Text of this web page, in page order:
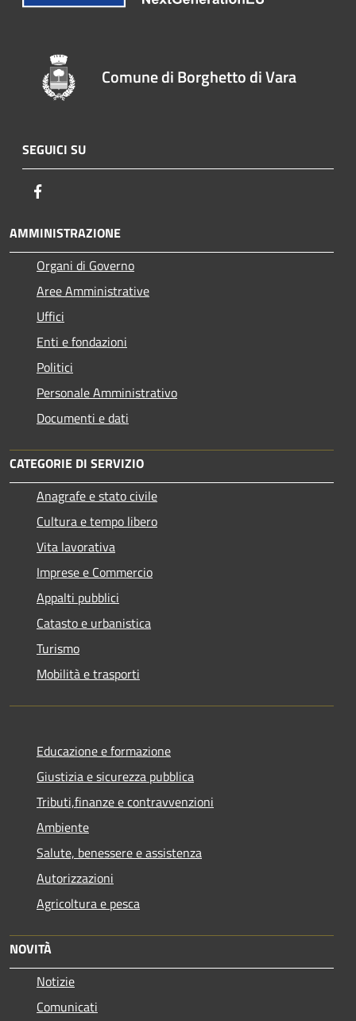
Comune di Borghetto di Vara
SEGUICI SU
AMMINISTRAZIONE
Organi di Governo
Aree Amministrative
Uffici
Enti e fondazioni
Politici
Personale Amministrativo
Documenti e dati
CATEGORIE DI SERVIZIO
Anagrafe e stato civile
Cultura e tempo libero
Vita lavorativa
Imprese e Commercio
Appalti pubblici
Catasto e urbanistica
Turismo
Mobilità e trasporti
Educazione e formazione
Giustizia e sicurezza pubblica
Tributi,finanze e contravvenzioni
Ambiente
Salute, benessere e assistenza
Autorizzazioni
Agricoltura e pesca
NOVITÀ
Notizie
Comunicati